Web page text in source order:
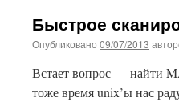
Быстрое
Опубликовано 09/07/2013
Встает вопрос — найти
тоже время unix’ы нас